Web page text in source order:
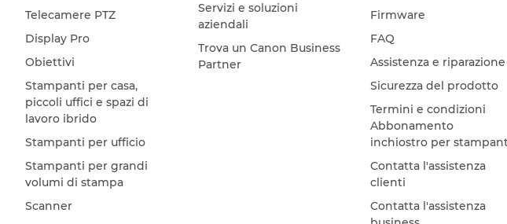
Telecamere PTZ
Display Pro
Obiettivi
Stampanti per casa,
piccoli uffici e spazi di
lavoro ibrido
Stampanti per ufficio
Stampanti per grandi
volumi di stampa
Scanner
Servizi e soluzioni
aziendali
Trova un Canon Business
Partner
Firmware
FAQ
Assistenza e riparazione
Sicurezza del prodotto
Termini e condizioni
Abbonamento
inchiostro per
Contatta l'assistenza
clienti
Contatta l'assistenza